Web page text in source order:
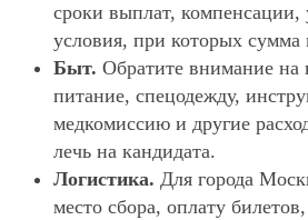
сроки выплат, компенсации,
условия, при которых сумма
Быт. Обратите внимание на
питание, спецодежду,
медкомиссию и другие
лечь на кандидата.
Логистика. Для города
место сбора, оплату